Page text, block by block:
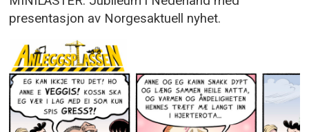
presentasjon av Norgesaktuell nyhet.